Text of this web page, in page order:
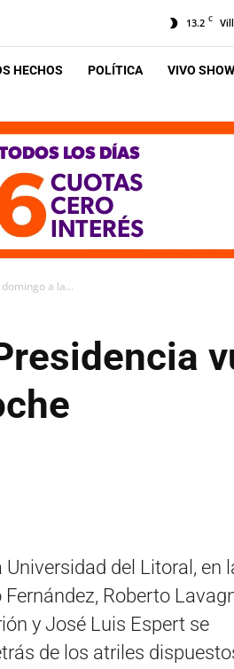
13.2 C
HECHOS POLÍTICA VIVO SHOW
a la...
del Litoral, en
Roberto
y José Luis Espert se
de los atriles